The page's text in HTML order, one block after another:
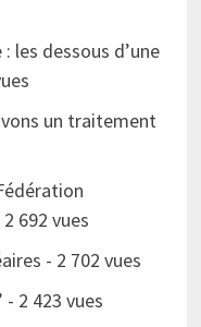
les dessous d’une
un traitement
2 692 vues
- 2 702 vues
- 2 423 vues